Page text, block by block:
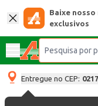
Baixe nosso
exclusivos
Entregue no CEP: